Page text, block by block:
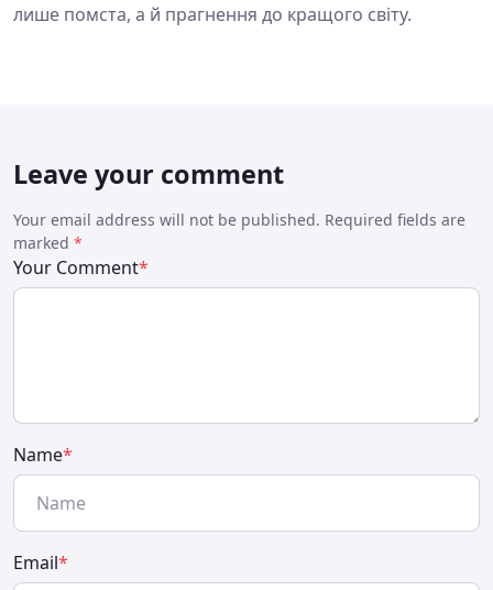
лише помста, а й прагнення до кращого світу.
Leave your comment
Your email address will not be published. Required fields are
marked *
Your Comment*
Name*
Email*